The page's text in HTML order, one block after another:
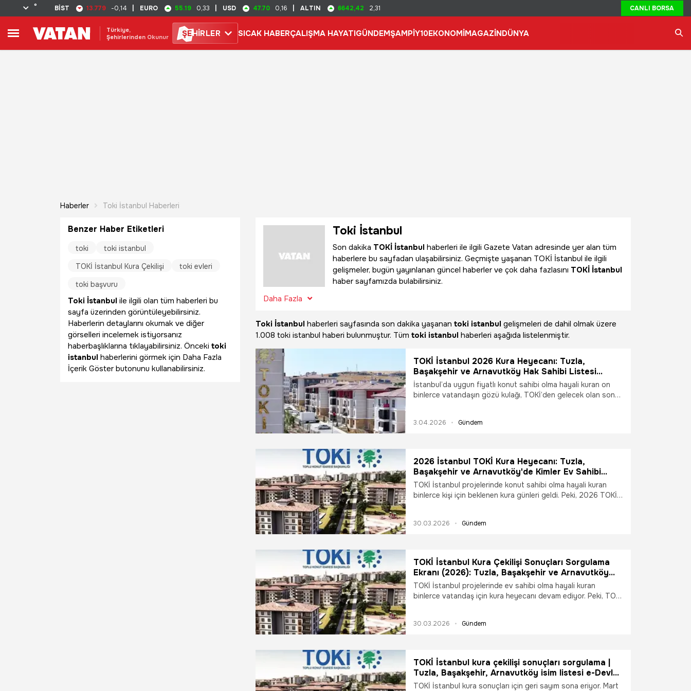
° BİST 13.779 -0,14 EURO 55.19 0,33 USD 47.70 0,16 ALTIN 6642,42 2,31 CANLI BORSA
Türkiye,
Şehirlerinden Okunur
ŞEHİRLER SICAK HABERÇALIŞMA HAYATIGÜNDEMŞAMPİY10EKONOMİMAGAZİNDÜNYA
Haberler Toki İstanbul Haberleri
Toki İstanbul
Son dakika TOKİ İstanbul haberleri ile ilgili Gazete Vatan adresinde yer alan tüm
haberlere bu sayfadan ulaşabilirsiniz. Geçmişte yaşanan TOKİ İstanbul ile ilgili
gelişmeler, bugün yayınlanan güncel haberler ve çok daha fazlasını TOKİ İstanbul
haber sayfamızda bulabilirsiniz.
Daha Fazla
Toki İstanbul haberleri sayfasında son dakika yaşanan toki istanbul gelişmeleri de dahil olmak üzere
1.008 toki istanbul haberi bulunmuştur. Tüm toki istanbul haberleri aşağıda listelenmiştir.
TOKİ İstanbul 2026 Kura Heyecanı: Tuzla,
Başakşehir ve Arnavutköy Hak Sahibi Listesi
Sorgulama || TOKİ İstanbul kura sonuçları ne
zaman açıklanacak?
İstanbul’da uygun fiyatlı konut sahibi olma hayali kuran on
binlerce vatandaşın gözü kulağı, TOKİ’den gelecek olan son
talep gören bölgelerdeki projeler için başvuru işlemlerini
listesi e-Devlet üzerinden nasıl sorgulanır?" sorusuna yanıt
aramaya devam ediyor. İşte TOKİ İstanbul kura süreci ve
sözleşme detaylarına dair merak edilen tüm teknik ayrıntılar....
3.04.2026 Gündem
2026 İstanbul TOKİ Kura Heyecanı: Tuzla,
Başakşehir ve Arnavutköy'de Kimler Ev Sahibi
Oldu? (e-Devlet Sorgulama)
TOKİ İstanbul projelerinde konut sahibi olma hayali kuran
binlerce kişi için beklenen kura günleri geldi. Peki, 2026 TOKİ
İşte asil ve yedek hak sahipleri için e-Devlet sorgulama ekranı
30.03.2026 Gündem
TOKİ İstanbul Kura Çekilişi Sonuçları Sorgulama
Ekranı (2026): Tuzla, Başakşehir ve Arnavutköy
İsim Listesi e-Devlet’te!
TOKİ İstanbul projelerinde ev sahibi olma hayali kuran
binlerce vatandaş için kura heyecanı devam ediyor. Peki, TOKİ
listesine nasıl ulaşılır? İşte e-Devlet TOKİ kura sonucu
30.03.2026 Gündem
TOKİ İstanbul kura çekilişi sonuçları sorgulama |
Tuzla, Başakşehir, Arnavutköy isim listesi e-Devlet
ekranı
TOKİ İstanbul kura sonuçları için geri sayım sona eriyor. Mart
Benzer Haber Etiketleri
toki
toki istanbul
TOKİ İstanbul Kura Çekilişi
toki evleri
toki başvuru
Toki İstanbul ile ilgili olan tüm haberleri bu
sayfa üzerinden görüntüleyebilirsiniz.
Haberlerin detaylarını okumak ve diğer
görselleri incelemek istiyorsanız
haberbaşlıklarına tıklayabilirsiniz. Önceki toki
istanbul haberlerini görmek için Daha Fazla
İçerik Göster butonunu kullanabilirsiniz.